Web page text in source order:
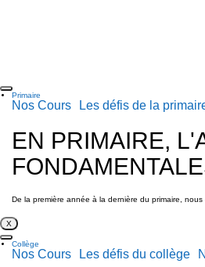
Primaire
Nos Cours Les défis de la
EN PRIMAIRE,
De la première année à la dernière du primaire,
X
Collège
Nos Cours Les défis du collège